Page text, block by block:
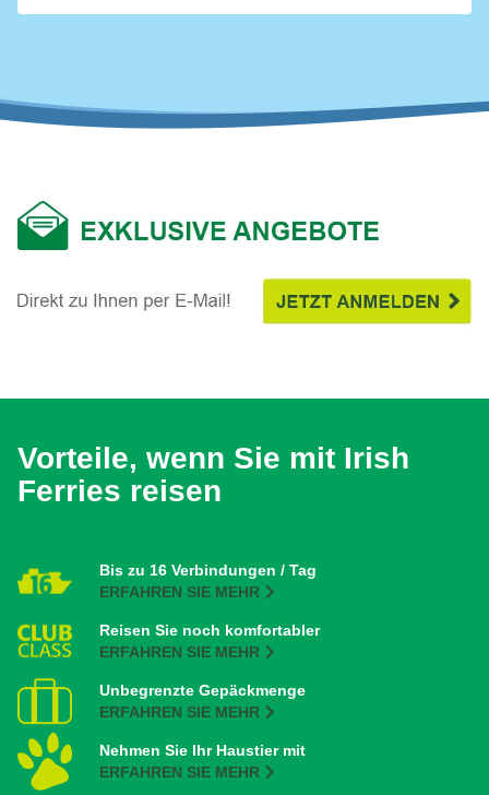
Vorteile, wenn Sie mit Irish
Ferries reisen
Bis zu 16 Verbindungen / Tag
ERFAHREN SIE MEHR
Reisen Sie noch komfortabler
ERFAHREN SIE MEHR
Unbegrenzte Gepäckmenge
ERFAHREN SIE MEHR
Nehmen Sie Ihr Haustier mit
ERFAHREN SIE MEHR